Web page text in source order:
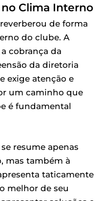
Clima Interno
de forma
do clube. A
cobrança da
da diretoria
exige atenção e
um caminho que
é fundamental
resume apenas
mas também à
taticamente
melhor de seu